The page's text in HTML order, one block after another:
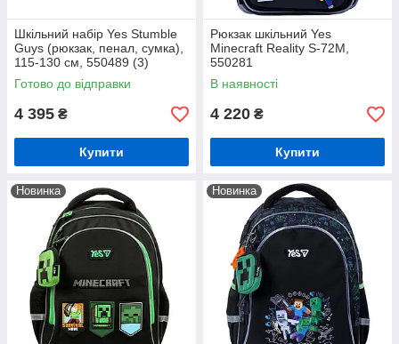
Шкільний набір Yes Stumble
Guys (рюкзак, пенал, сумка),
115-130 см, 550489 (3)
Готово до відправки
4 395 ₴
Купити
Рюкзак шкільний Yes
Minecraft Reality S-72M,
550281
В наявності
4 220 ₴
Купити
Новинка Новинка